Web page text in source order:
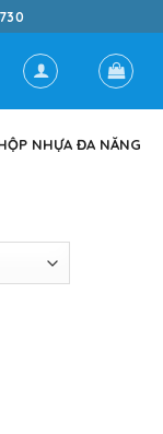
NHỰA ĐA NĂNG